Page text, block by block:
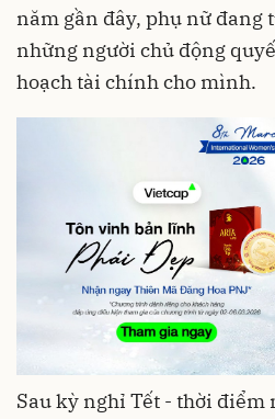
năm gần đây, phụ nữ đang
những người chủ động
hoạch tài chính cho mình.
Sau kỳ nghỉ Tết - thời